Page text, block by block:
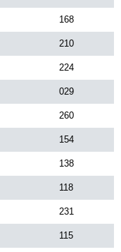
168
210
224
029
260
154
138
118
231
115